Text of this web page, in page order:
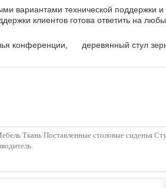
вариантами технической поддержки
клиентов готова ответить на
конференции деревянный стул